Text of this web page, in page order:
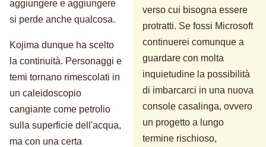
aggiungere e aggiungere
si perde anche qualcosa.
Kojima dunque ha scelto
la continuità. Personaggi e
temi tornano rimescolati in
un caleidoscopio
cangiante come petrolio
sulla superficie dell'acqua,
ma con una certa
verso cui bisogna essere
protratti. Se fossi Microsoft
continuerei comunque a
guardare con molta
inquietudine la possibilità
di imbarcarci in una nuova
console casalinga, ovvero
un progetto a lungo
termine rischioso,